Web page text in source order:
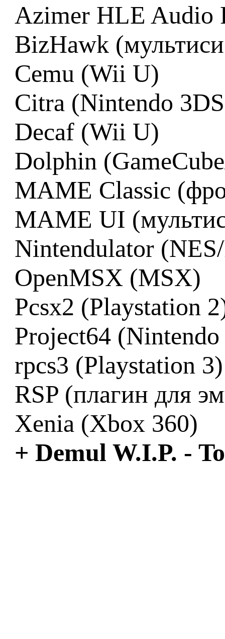
Azimer HLE Audio
BizHawk
Cemu (Wii U)
Citra (Nintendo
Decaf (Wii U)
Dolphin
MAME Classic
MAME UI
Nintendulator
OpenMSX (MSX)
Pcsx2 (Playstation
Project64
rpcs3 (Playstation 3)
RSP (плагин для
Xenia (Xbox 360)
+ Demul W.I.P. -